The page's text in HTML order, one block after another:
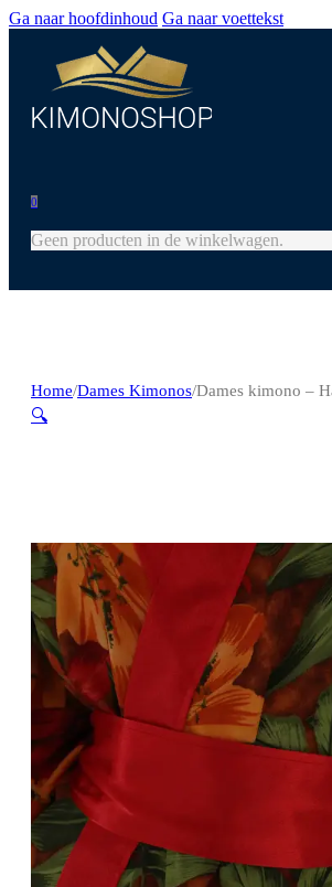
Ga naar hoofdinhoud Ga naar voettekst
0
Geen producten in de winkelwagen.
Home/Dames Kimonos/Dames kimono –
🔍